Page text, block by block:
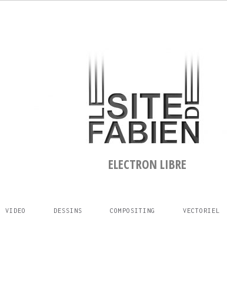
ELECTRON LIBRE
VIDEO DESSINS COMPOSITING VECTORIEL